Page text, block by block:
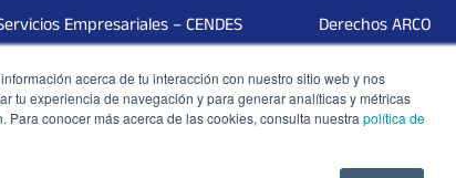
acerca de tu interacción con nuestro sitio web y nos
tu experiencia de navegación y para generar analíticas y métricas
conocer más acerca de las cookies, consulta nuestra política de
Empresariales – CENDES
Virtual
de privacidad
Derechos ARCO
Terceros Vinculados
Libro de